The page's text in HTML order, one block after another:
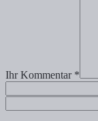
Ihr Kommentar *